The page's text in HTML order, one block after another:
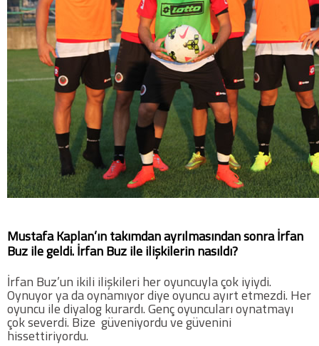
Mustafa Kaplan’ın takımdan ayrılmasından sonra İrfan
Buz ile geldi. İrfan Buz ile ilişkilerin nasıldı?
İrfan Buz’un ikili ilişkileri her oyuncuyla çok iyiydi.
Oynuyor ya da oynamıyor diye oyuncu ayırt etmezdi. Her
oyuncu ile diyalog kurardı. Genç oyuncuları oynatmayı
çok severdi. Bize güveniyordu ve güvenini
hissettiriyordu.